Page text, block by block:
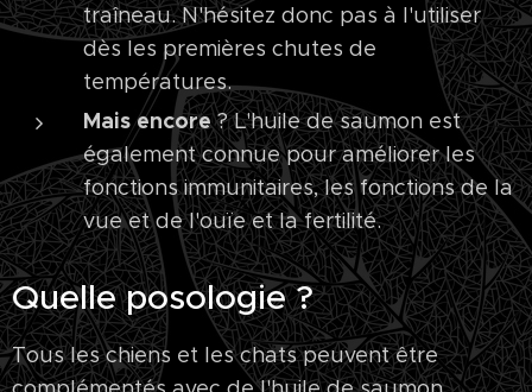
traîneau. N'hésitez donc pas à l'utiliser
dès les premières chutes de
températures.
Mais encore? L'huile de saumon est
également connue pour améliorer les
fonctions immunitaires, les fonctions de la
vue et de l'ouïe et la fertilité.
Quelle posologie ?
Tous les chiens et les chats peuvent être